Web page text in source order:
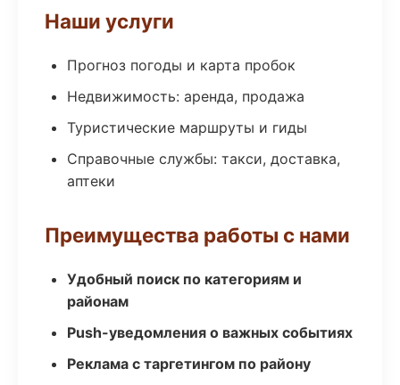
Наши услуги
Прогноз погоды и карта пробок
Недвижимость: аренда, продажа
Туристические маршруты и гиды
Справочные службы: такси, доставка,
аптеки
Преимущества работы с нами
Удобный поиск по категориям и
районам
Push-уведомления о важных событиях
Реклама с таргетингом по району